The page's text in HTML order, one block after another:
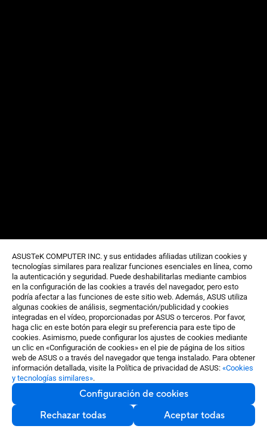
ASUSTeK COMPUTER INC. y sus entidades afiliadas utilizan cookies y
tecnologías similares para realizar funciones esenciales en línea, como
la autenticación y seguridad. Puede deshabilitarlas mediante cambios
en la configuración de las cookies a través del navegador, pero esto
podría afectar a las funciones de este sitio web. Además, ASUS utiliza
algunas cookies de análisis, segmentación/publicidad y cookies
integradas en el vídeo, proporcionadas por ASUS o terceros. Por favor,
haga clic en este botón para elegir su preferencia para este tipo de
cookies. Asimismo, puede configurar los ajustes de cookies mediante
un clic en «Configuración de cookies» en el pie de página de los sitios
web de ASUS o a través del navegador que tenga instalado. Para obtener
información detallada, visite la Política de privacidad de ASUS: «Cookies
y tecnologías similares».
Configuración de cookies
Rechazar todas
Aceptar todas